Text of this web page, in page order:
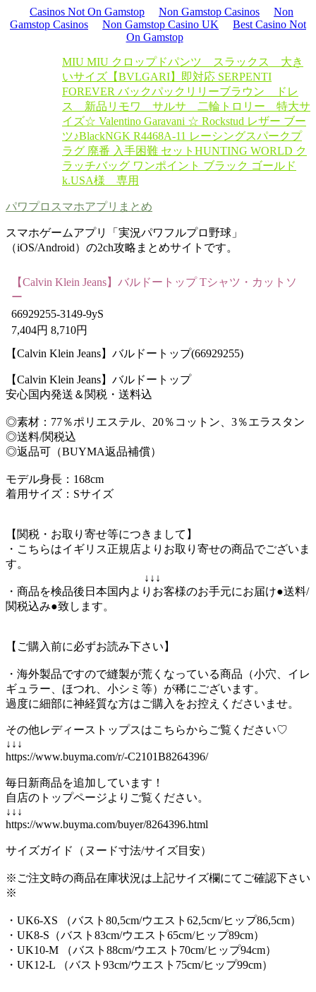
Casinos Not On Gamstop Non Gamstop Casinos
Non
Gamstop Casinos
Non Gamstop Casino UK
Best Casino Not
On Gamstop
MIU MIU クロップドパンツ スラックス 大き
いサイズ 【BVLGARI】即対応 SERPENTI
FOREVER バックパック リリーブラウン ドレ
ス 新品 リモワ サルサ 二輪トロリー 特大サ
イズ☆ Valentino Garavani ☆ Rockstud レザー ブー
ツ♪BlackNGK R4468A-11 レーシングスパークプ
ラグ 廃番 入手困難 セット HUNTING WORLD ク
ラッチバッグ ワンポイント ブラック ゴールド
k.USA様 専用
パワプロスマホアプリまとめ
スマホゲームアプリ「実況パワフルプロ野球」
（iOS/Android）の2ch攻略まとめサイトです。
【Calvin Klein Jeans】バルドートップ Tシャツ・カットソ
ー
66929255-3149-9yS
7,404円 8,710円
【Calvin Klein Jeans】バルドートップ(66929255)
【Calvin Klein Jeans】バルドートップ
安心国内発送＆関税・送料込
◎素材：77％ポリエステル、20％コットン、3％エラスタン
◎送料/関税込
◎返品可（BUYMA返品補償）
モデル身長：168cm
着用サイズ：Sサイズ
【関税・お取り寄せ等につきまして】
・こちらはイギリス正規店よりお取り寄せの商品でございま
す。
↓↓↓
・商品を検品後日本国内よりお客様のお手元にお届け●送料/
関税込み●致します。
【ご購入前に必ずお読み下さい】
・海外製品ですので縫製が荒くなっている商品（小穴、イレ
ギュラー、ほつれ、小シミ等）が稀にございます。
過度に細部に神経質な方はご購入をお控えくださいませ。
その他レディーストップスはこちらからご覧ください♡
↓↓↓
https://www.buyma.com/r/-C2101B8264396/
毎日新商品を追加しています！
自店のトップページよりご覧ください。
↓↓↓
https://www.buyma.com/buyer/8264396.html
サイズガイド（ヌード寸法/サイズ目安）
※ご注文時の商品在庫状況は上記サイズ欄にてご確認下さい
※
・UK6-XS （バスト80,5cm/ウエスト62,5cm/ヒップ86,5cm）
・UK8-S（バスト83cm/ウエスト65cm/ヒップ89cm）
・UK10-M （バスト88cm/ウエスト70cm/ヒップ94cm）
・UK12-L （バスト93cm/ウエスト75cm/ヒップ99cm）